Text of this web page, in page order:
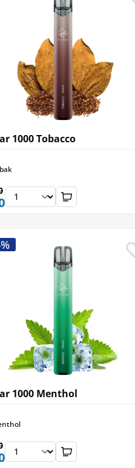
1000 Tobacco
1000 Menthol